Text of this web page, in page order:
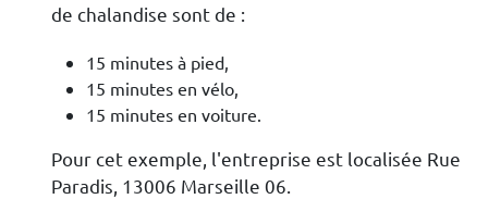
de chalandise sont de :
15 minutes à pied,
15 minutes en vélo,
15 minutes en voiture.
Pour cet exemple, l'entreprise est localisée Rue
Paradis, 13006 Marseille 06.